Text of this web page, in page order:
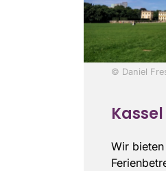
© Daniel
Kassel
Wir